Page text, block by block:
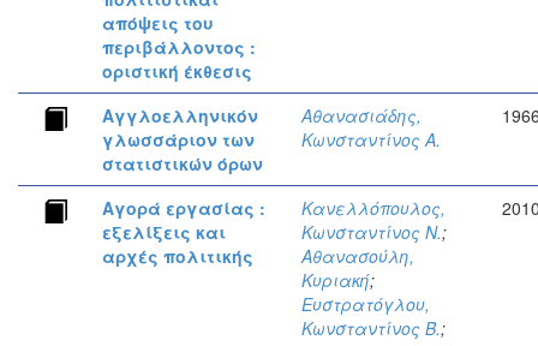
απόψεις του
περιβάλλοντος :
οριστική έκθεσις
Αγγλοελληνικόν
γλωσσάριον των
στατιστικών όρων
Αθανασιάδης,
Κωνσταντίνος Α.
Αγορά εργασίας :
εξελίξεις και
αρχές πολιτικής
Κανελλόπουλος,
Κωνσταντίνος Ν.;
Αθανασούλη,
Κυριακή;
Ευστρατόγλου,
Κωνσταντίνος Β.;